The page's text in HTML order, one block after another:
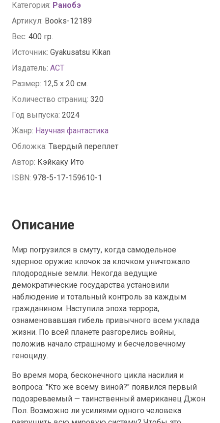
Категория: Ранобэ
Артикул: Books-12189
Вес: 400 гр.
Источник: Gyakusatsu Kikan
Издатель: АСТ
Размер: 12,5 x 20 см.
Количество страниц: 320
Год выпуска: 2024
Жанр: Научная фантастика
Обложка: Твердый переплет
Автор: Кэйкаку Ито
ISBN: 978-5-17-159610-1
Описание
Мир погрузился в смуту, когда самодельное
ядерное оружие клочок за клочком уничтожало
плодородные земли. Некогда ведущие
демократические государства установили
наблюдение и тотальный контроль за каждым
гражданином. Наступила эпоха террора,
ознаменовавшая гибель привычного всем уклада
жизни. По всей планете разгорелись войны,
положив начало страшному и бесчеловечному
геноциду.
Во время мора, бесконечного цикла насилия и
вопроса: "Кто же всему виной?" появился первый
подозреваемый — таинственный американец Джон
Пол. Возможно ли усилиями одного человека